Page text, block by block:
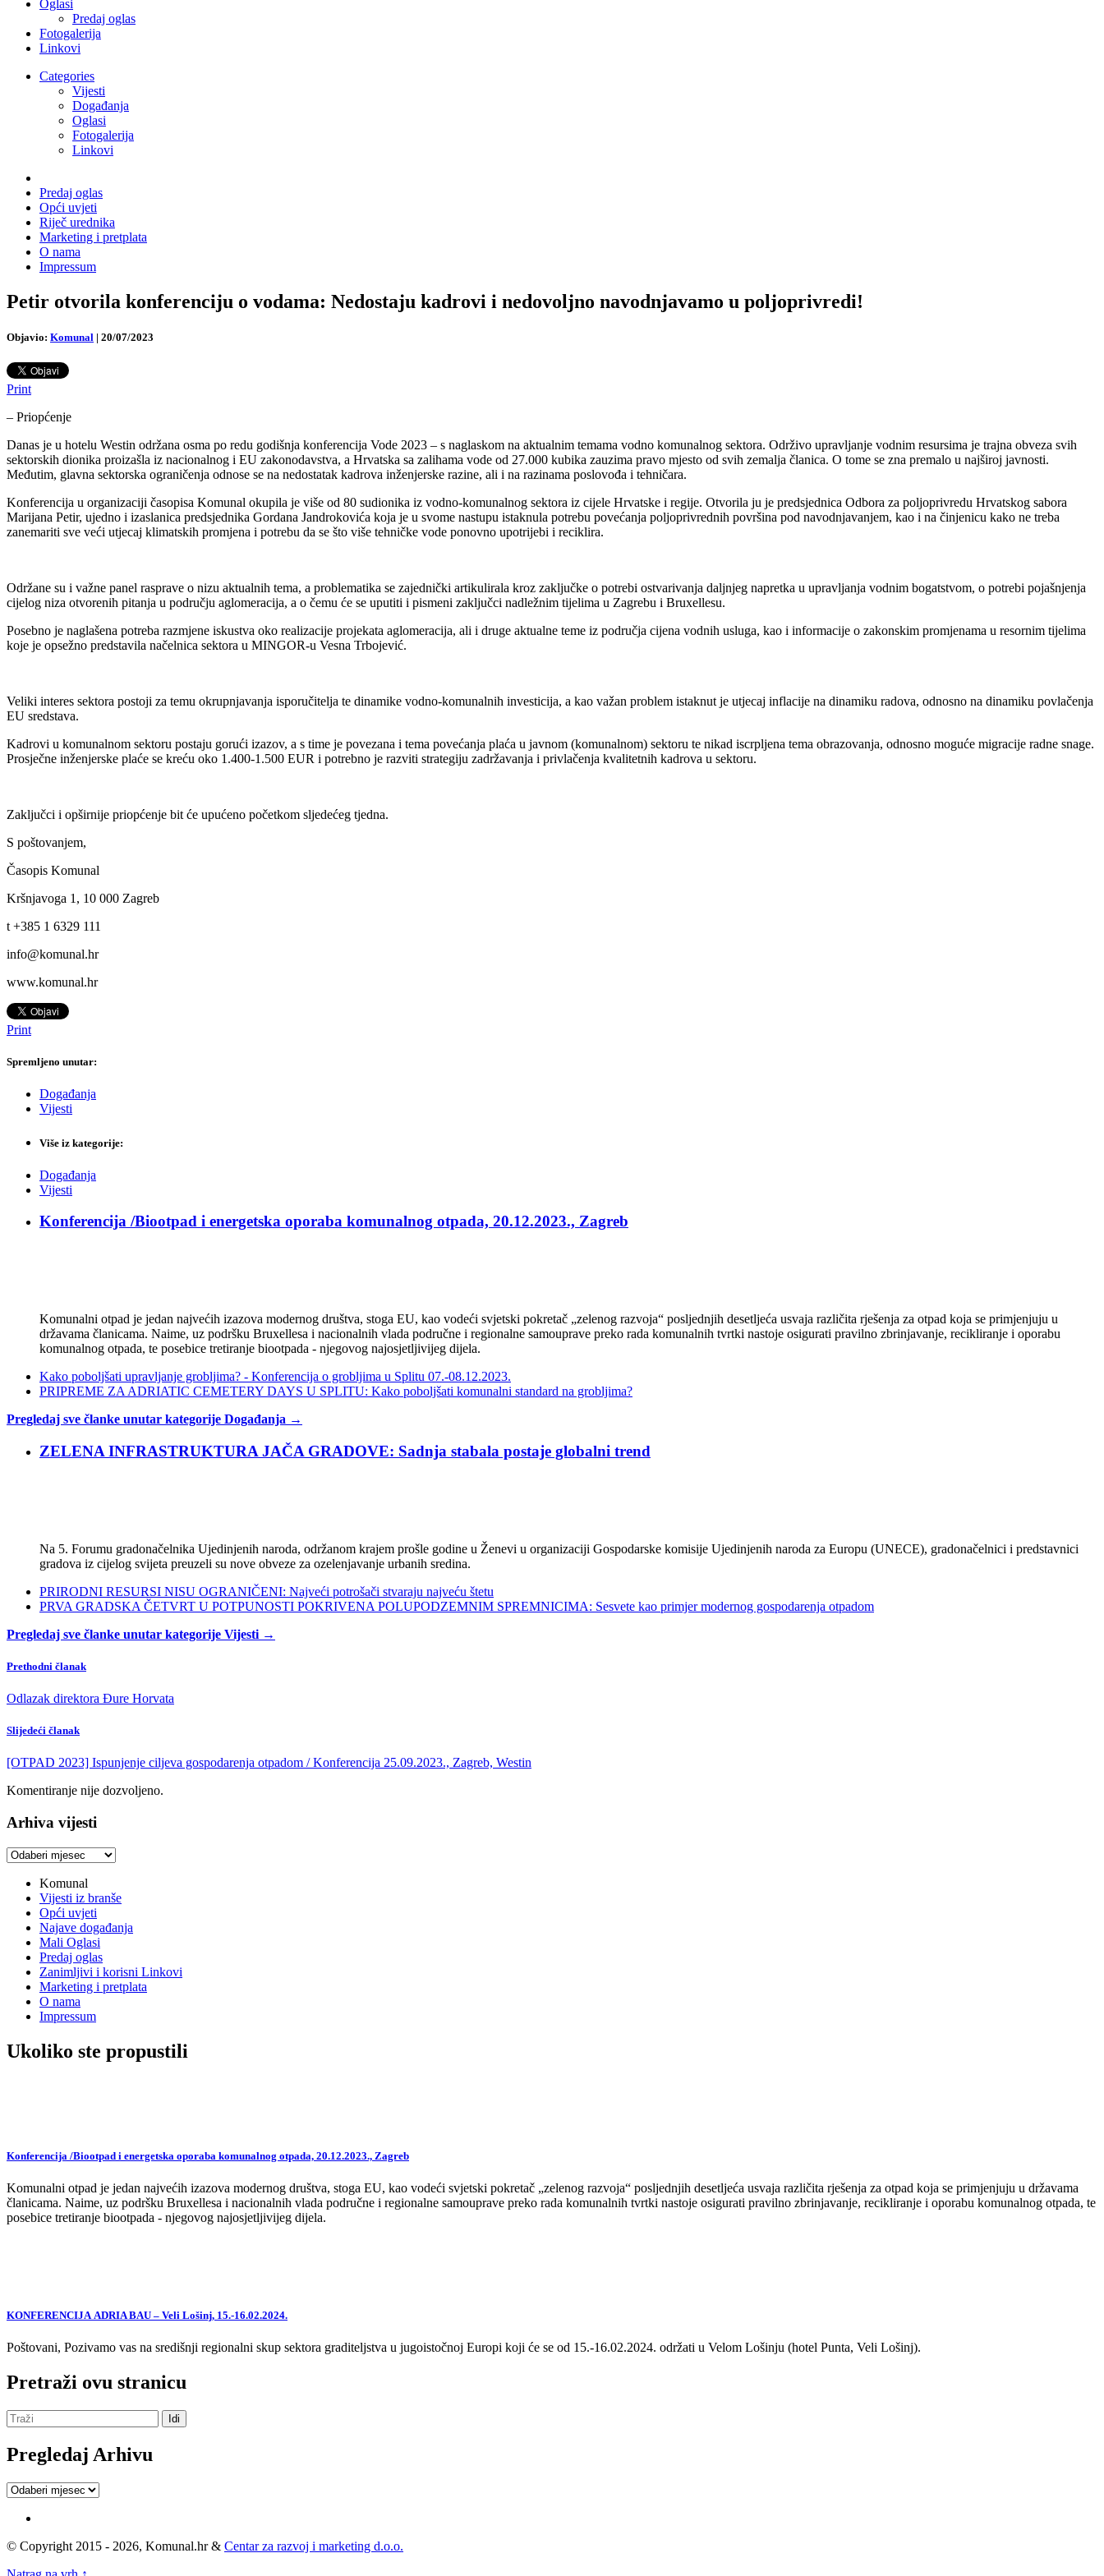
Oglasi
Predaj oglas
Fotogalerija
Linkovi
Categories
Vijesti
Događanja
Oglasi
Fotogalerija
Linkovi
Predaj oglas
Opći uvjeti
Riječ urednika
Marketing i pretplata
O nama
Impressum
Petir otvorila konferenciju o vodama: Nedostaju kadrovi i nedovoljno navodnjavamo u poljoprivredi!
Objavio: Komunal | 20/07/2023
Print
– Priopćenje
Danas je u hotelu Westin održana osma po redu godišnja konferencija Vode 2023 – s naglaskom na aktualnim temama vodno komunalnog sektora. Održivo upravljanje vodnim resursima je trajna obveza svih
sektorskih dionika proizašla iz nacionalnog i EU zakonodavstva, a Hrvatska sa zalihama vode od 27.000 kubika zauzima pravo mjesto od svih zemalja članica. O tome se zna premalo u najširoj javnosti.
Međutim, glavna sektorska ograničenja odnose se na nedostatak kadrova inženjerske razine, ali i na razinama poslovođa i tehničara.
Konferencija u organizaciji časopisa Komunal okupila je više od 80 sudionika iz vodno-komunalnog sektora iz cijele Hrvatske i regije. Otvorila ju je predsjednica Odbora za poljoprivredu Hrvatskog sabora
Marijana Petir, ujedno i izaslanica predsjednika Gordana Jandrokovića koja je u svome nastupu istaknula potrebu povećanja poljoprivrednih površina pod navodnjavanjem, kao i na činjenicu kako ne treba
zanemariti sve veći utjecaj klimatskih promjena i potrebu da se što više tehničke vode ponovno upotrijebi i reciklira.
Održane su i važne panel rasprave o nizu aktualnih tema, a problematika se zajednički artikulirala kroz zaključke o potrebi ostvarivanja daljnjeg napretka u upravljanja vodnim bogatstvom, o potrebi pojašnjenja
cijelog niza otvorenih pitanja u području aglomeracija, a o čemu će se uputiti i pismeni zaključci nadležnim tijelima u Zagrebu i Bruxellesu.
Posebno je naglašena potreba razmjene iskustva oko realizacije projekata aglomeracija, ali i druge aktualne teme iz područja cijena vodnih usluga, kao i informacije o zakonskim promjenama u resornim tijelima
koje je opsežno predstavila načelnica sektora u MINGOR-u Vesna Trbojević.
Veliki interes sektora postoji za temu okrupnjavanja isporučitelja te dinamike vodno-komunalnih investicija, a kao važan problem istaknut je utjecaj inflacije na dinamiku radova, odnosno na dinamiku povlačenja
EU sredstava.
Kadrovi u komunalnom sektoru postaju gorući izazov, a s time je povezana i tema povećanja plaća u javnom (komunalnom) sektoru te nikad iscrpljena tema obrazovanja, odnosno moguće migracije radne snage.
Prosječne inženjerske plaće se kreću oko 1.400-1.500 EUR i potrebno je razviti strategiju zadržavanja i privlačenja kvalitetnih kadrova u sektoru.
Zaključci i opširnije priopćenje bit će upućeno početkom sljedećeg tjedna.
S poštovanjem,
Časopis Komunal
Kršnjavoga 1, 10 000 Zagreb
t +385 1 6329 111
info@komunal.hr
www.komunal.hr
Print
Spremljeno unutar:
Događanja
Vijesti
Više iz kategorije:
Događanja
Vijesti
Konferencija /Biootpad i energetska oporaba komunalnog otpada, 20.12.2023., Zagreb
Komunalni otpad je jedan najvećih izazova modernog društva, stoga EU, kao vodeći svjetski pokretač „zelenog razvoja“ posljednjih desetljeća usvaja različita rješenja za otpad koja se primjenjuju u
državama članicama. Naime, uz podršku Bruxellesa i nacionalnih vlada područne i regionalne samouprave preko rada komunalnih tvrtki nastoje osigurati pravilno zbrinjavanje, recikliranje i oporabu
komunalnog otpada, te posebice tretiranje biootpada - njegovog najosjetljivijeg dijela.
Kako poboljšati upravljanje grobljima? - Konferencija o grobljima u Splitu 07.-08.12.2023.
PRIPREME ZA ADRIATIC CEMETERY DAYS U SPLITU: Kako poboljšati komunalni standard na grobljima?
Pregledaj sve članke unutar kategorije Događanja →
ZELENA INFRASTRUKTURA JAČA GRADOVE: Sadnja stabala postaje globalni trend
Na 5. Forumu gradonačelnika Ujedinjenih naroda, održanom krajem prošle godine u Ženevi u organizaciji Gospodarske komisije Ujedinjenih naroda za Europu (UNECE), gradonačelnici i predstavnici
gradova iz cijelog svijeta preuzeli su nove obveze za ozelenjavanje urbanih sredina.
PRIRODNI RESURSI NISU OGRANIČENI: Najveći potrošači stvaraju najveću štetu
PRVA GRADSKA ČETVRT U POTPUNOSTI POKRIVENA POLUPODZEMNIM SPREMNICIMA: Sesvete kao primjer modernog gospodarenja otpadom
Pregledaj sve članke unutar kategorije Vijesti →
Prethodni članak
Odlazak direktora Đure Horvata
Slijedeći članak
[OTPAD 2023] Ispunjenje ciljeva gospodarenja otpadom / Konferencija 25.09.2023., Zagreb, Westin
Komentiranje nije dozvoljeno.
Arhiva vijesti
Arhiva
Komunal
Vijesti iz branše
Opći uvjeti
Najave događanja
Mali Oglasi
Predaj oglas
Zanimljivi i korisni Linkovi
Marketing i pretplata
O nama
Impressum
Ukoliko ste propustili
Konferencija /Biootpad i energetska oporaba komunalnog otpada, 20.12.2023., Zagreb
Komunalni otpad je jedan najvećih izazova modernog društva, stoga EU, kao vodeći svjetski pokretač „zelenog razvoja“ posljednjih desetljeća usvaja različita rješenja za otpad koja se primjenjuju u državama
članicama. Naime, uz podršku Bruxellesa i nacionalnih vlada područne i regionalne samouprave preko rada komunalnih tvrtki nastoje osigurati pravilno zbrinjavanje, recikliranje i oporabu komunalnog otpada, te
posebice tretiranje biootpada - njegovog najosjetljivijeg dijela.
KONFERENCIJA ADRIA BAU – Veli Lošinj, 15.-16.02.2024.
Poštovani, Pozivamo vas na središnji regionalni skup sektora graditeljstva u jugoistočnoj Europi koji će se od 15.-16.02.2024. održati u Velom Lošinju (hotel Punta, Veli Lošinj).
Pretraži ovu stranicu
Pregledaj Arhivu
Pregledaj
© Copyright 2015 - 2026, Komunal.hr & Centar za razvoj i marketing d.o.o.